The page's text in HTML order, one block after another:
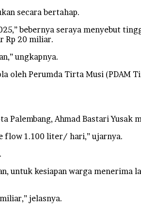
secara bertahap.
bebernya seraya menyebut
Rp 20 miliar.
ungkapnya.
oleh Perumda Tirta Musi (PDAM
Palembang, Ahmad Bastari
flow 1.100 liter/ hari,” ujarnya.
untuk kesiapan warga menerima
jelasnya.